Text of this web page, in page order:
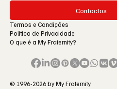
Contactos
Termos e Condições
Política de Privacidade
O que é a My Fraternity?
© 1996-2026 by My Fraternity.